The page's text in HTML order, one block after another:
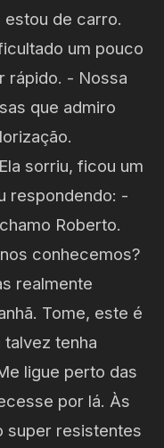
estou de carro.
um pouco
rápido. - Nossa
que admiro
sorriu, ficou um
respondendo: -
Roberto.
conhecemos?
realmente
Tome, este é
tenha
ligue perto das
por lá. Às
super resistentes